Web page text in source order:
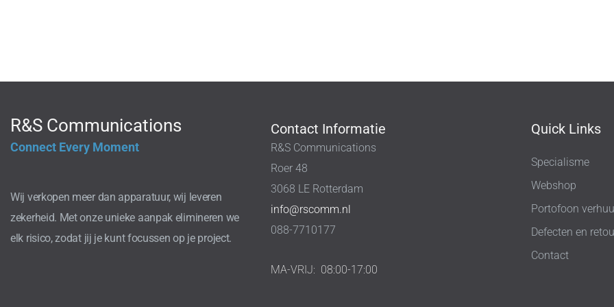
R&S Communications
Connect Every Moment
Wij verkopen meer dan apparatuur, wij leveren
zekerheid. Met onze unieke aanpak elimineren we
elk risico, zodat jij je kunt focussen op je project.
Contact Informatie
R&S Communications
Roer 48
3068 LE Rotterdam
info@rscomm.nl
088-7710177
MA-VRIJ: 08:00-17:00
Quick Links
Specialisme
Webshop
Portofoon
Defecten en
Contact